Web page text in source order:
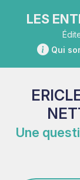
LES
Qui
Une